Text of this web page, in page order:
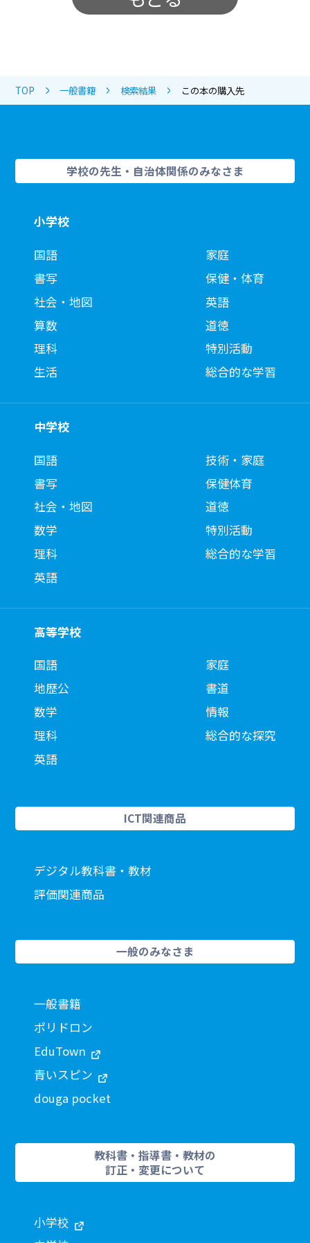
TOP 一般書籍 検索結果 この本の購入先
学校の先生・自治体関係のみなさま
小学校
国語
書写
社会・地図
算数
理科
生活
家庭
保健・体育
英語
道徳
特別活動
総合的な学習
中学校
国語
書写
社会・地図
数学
理科
英語
技術・家庭
保健体育
道徳
特別活動
総合的な学習
高等学校
国語
地歴公
数学
理科
英語
家庭
書道
情報
総合的な探究
ICT関連商品
デジタル教科書・教材
評価関連商品
一般のみなさま
一般書籍
ポリドロン
EduTown
青いスピン
douga pocket
教科書・指導書・教材の
訂正・変更について
小学校